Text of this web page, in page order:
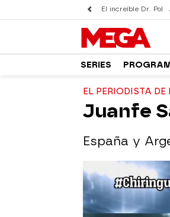
El increíble Dr. Pol
SERIES
EL PERIODISTA
Juanfe
España y